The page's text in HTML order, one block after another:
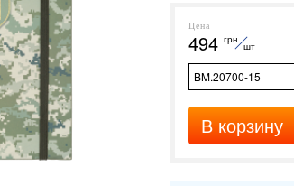
Цена
494 грн
шт
BM.20700-15
В корзину